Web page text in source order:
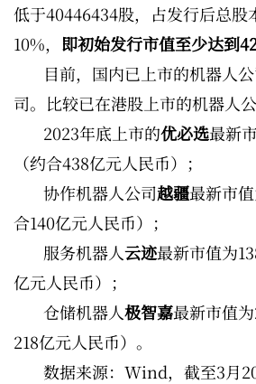
低于40446434股，占发行后总股
10%， 即初始发行市值至少达到
目前，国内已上市的机器人
司。比较已在港股上市的机器人公
2023年底上市的优必选最新
（约合438亿元人民币）；
协作机器人公司越疆最新市
合140亿元人民币）；
服务机器人云迹最新市值为
亿元人民币）；
仓储机器人极智嘉最新市值
218亿元人民币）。
数据来源：Wind，截至3月